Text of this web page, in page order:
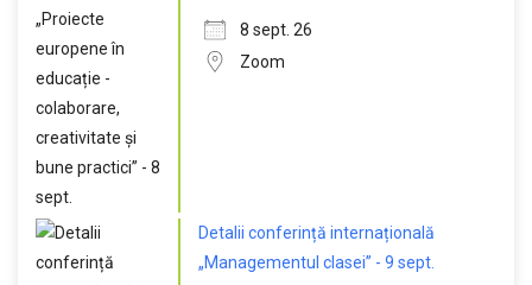
8 sept. 26
Zoom
Detalii conferință internațională
„Managementul clasei” - 9 sept.